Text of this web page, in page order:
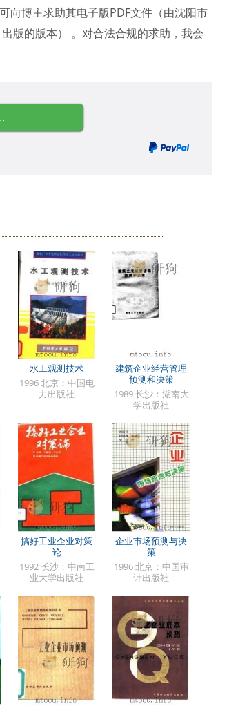
可向博主求助其电子版PDF文件（由沈阳市
版的版本） 。对合法合规的求助，我会
水工观测技术
1996 北京：中国电
力出版社
建筑企业经营管理
预测和决策
1989 长沙：湖南大
学出版社
搞好工业企业对策
论
1992 长沙：中南工
业大学出版社
企业市场预测与决
策
1996 北京：中国审
计出版社